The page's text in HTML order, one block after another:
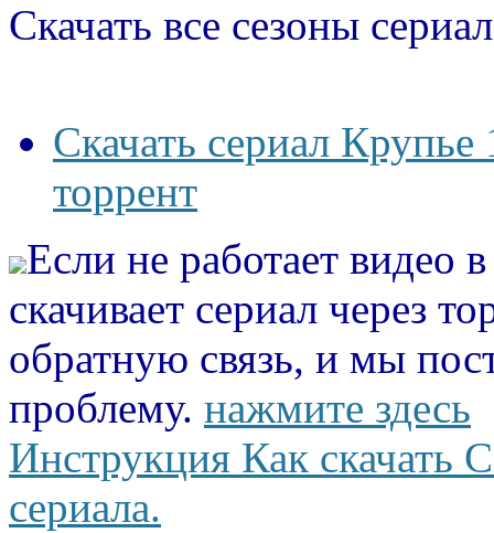
Скачать все сезоны
Скачать сериал Крупье
торрент
Если не работает видео
скачивает сериал через
обратную связь, и мы
проблему. нажмите здесь
Инструкция Как скачать
сериала.